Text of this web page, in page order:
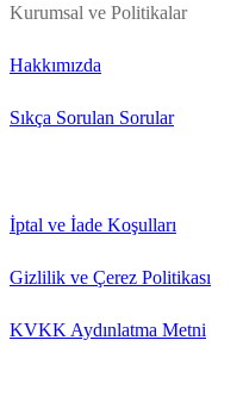
Kurumsal ve Politikalar
Hakkımızda
Sıkça Sorulan Sorular
İptal ve İade Koşulları
Gizlilik ve Çerez Politikası
KVKK Aydınlatma Metni